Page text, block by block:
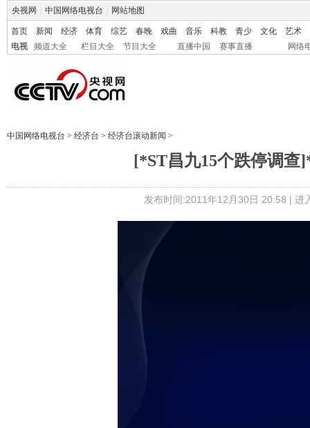
央视网 中国网络电视台 网站地图
首页 新闻 经济 体育 综艺 春晚 戏曲 音乐 科教 青少 文化
艺术
电视
频道大全 栏目大全 节目大全 直播中国 赛事直播 网络
中国网络电视台 > 经济台 > 经济台滚动新闻 >
[*ST昌九15个跌停调查
发布时间:2011年12月30日 20:58 | 进